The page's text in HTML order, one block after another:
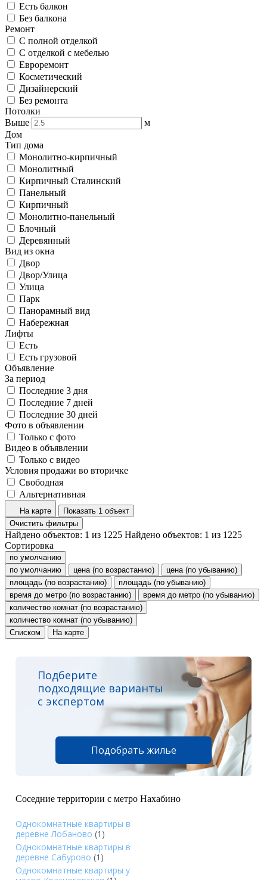
Есть балкон
Без балкона
Ремонт
С полной отделкой
С отделкой с мебелью
Евроремонт
Косметический
Дизайнерский
Без ремонта
Потолки
Выше
м
Дом
Тип дома
Монолитно-кирпичный
Монолитный
Кирпичный Сталинский
Панельный
Кирпичный
Монолитно-панельный
Блочный
Деревянный
Вид из окна
Двор
Двор/Улица
Улица
Парк
Панорамный вид
Набережная
Лифты
Есть
Есть грузовой
Объявление
За период
Последние 3 дня
Последние 7 дней
Последние 30 дней
Фото в объявлении
Только с фото
Видео в объявлении
Только с видео
Условия продажи во вторичке
Свободная
Альтернативная
На карте
Показать 1 объект
Очистить фильтры
Найдено объектов: 1 из 1225 Найдено объектов: 1 из 1225
Сортировка
по умолчанию
по умолчанию
цена (по возрастанию)
цена (по убыванию)
площадь (по возрастанию)
площадь (по убыванию)
время до метро (по возрастанию)
время до метро (по убыванию)
количество комнат (по возрастанию)
количество комнат (по убыванию)
Списком
На карте
Подберите
подходящие варианты
с экспертом
Подобрать жилье
Соседние территории с метро Нахабино
Однокомнатные квартиры в
деревне Лобаново (1)
Однокомнатные квартиры в
деревне Сабурово (1)
Однокомнатные квартиры у